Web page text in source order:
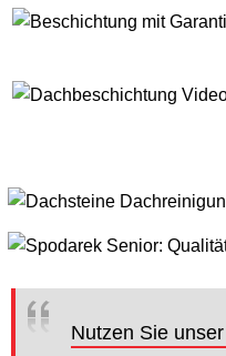
Nutzen Sie